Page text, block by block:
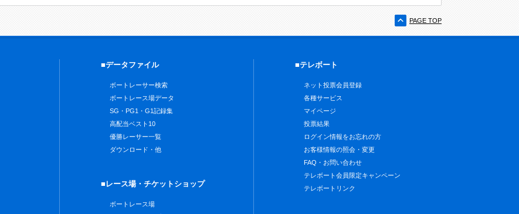
PAGE TOP
■データファイル
ボートレーサー検索
ボートレース場データ
SG・PG1・G1記録集
高配当ベスト10
優勝レーサー一覧
ダウンロード・他
■レース場・チケットショップ
ボートレース場
■テレボート
ネット投票会員登録
各種サービス
マイページ
投票結果
ログイン情報をお忘れの方
お客様情報の照会・変更
FAQ・お問い合わせ
テレボート会員限定キャンペーン
テレボートリンク